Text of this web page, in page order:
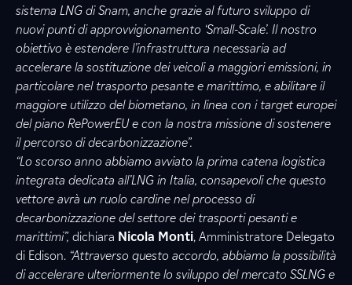
sistema LNG di Snam, anche grazie al futuro sviluppo di
nuovi punti di approvvigionamento ‘Small-Scale’. Il nostro
obiettivo è estendere l’infrastruttura necessaria ad
accelerare la sostituzione dei veicoli a maggiori emissioni, in
particolare nel trasporto pesante e marittimo, e abilitare il
maggiore utilizzo del biometano, in linea con i target europei
del piano RePowerEU e con la nostra missione di sostenere
il percorso di decarbonizzazione”.
“Lo scorso anno abbiamo avviato la prima catena logistica
integrata dedicata all’LNG in Italia, consapevoli che questo
vettore avrà un ruolo cardine nel processo di
decarbonizzazione del settore dei trasporti pesanti e
marittimi”, dichiara Nicola Monti, Amministratore Delegato
di Edison. “Attraverso questo accordo, abbiamo la possibilità
di accelerare ulteriormente lo sviluppo del mercato SSLNG e